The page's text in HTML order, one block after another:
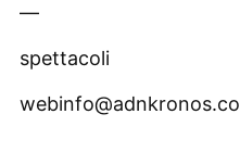
—
spettacoli